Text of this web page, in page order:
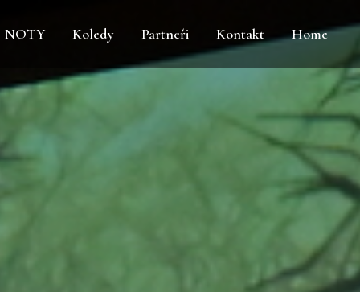
NOTY Koledy Partneři Kontakt Home